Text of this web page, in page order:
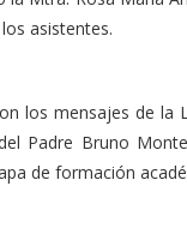
asistentes.
los mensajes de la
Padre Bruno
de formación